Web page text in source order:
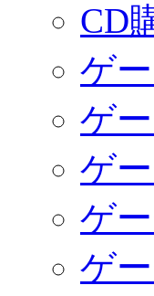
CD
ゲ
ゲ
ゲ
ゲ
ゲ